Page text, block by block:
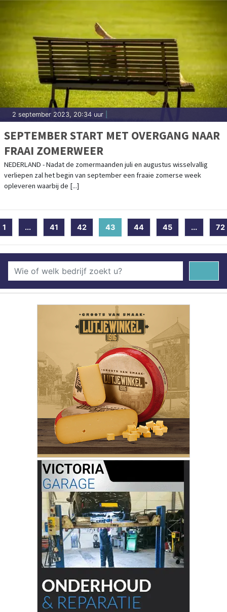
2 september 2023, 20:34 uur
SEPTEMBER START MET OVERGANG NAAR
FRAAI ZOMERWEER
NEDERLAND - Nadat de zomermaanden juli en augustus wisselvallig
verliepen zal het begin van september een fraaie zomerse week
opleveren waarbij de [...]
1 ... 41 42 43(current)
44 45 ... 72